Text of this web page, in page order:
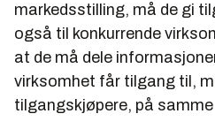
markedsstilling, må de gi
også til konkurrende
at de må dele
virksomhet får tilgang til,
tilgangskjøpere, på samme